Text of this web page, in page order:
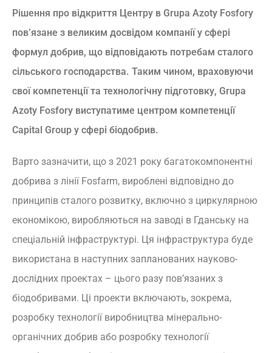
Рішення про відкриття Центру в Grupa Azoty Fosfory
пов’язане з великим досвідом компанії у сфері
формул добрив, що відповідають потребам сталого
сільського господарства. Таким чином, враховуючи
свої компетенції та технологічну підготовку, Grupa
Azoty Fosfory виступатиме центром компетенції
Capital Group у сфері біодобрив.
Варто зазначити, що з 2021 року багатокомпонентні
добрива з лінії Fosfarm, вироблені відповідно до
принципів сталого розвитку, включно з циркулярною
економікою, виробляються на заводі в Гданську на
спеціальній інфраструктурі. Ця інфраструктура буде
використана в наступних запланованих науково-
дослідних проектах – цього разу пов’язаних з
біодобривами. Ці проекти включають, зокрема,
розробку технології виробництва мінерально-
органічних добрив або розробку технології